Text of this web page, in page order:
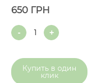
650 ГРН
Quantity
Купить в один
клик